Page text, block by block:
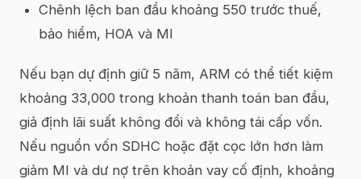
Chênh lệch ban đầu khoảng 550 trước thuế,
bảo hiểm, HOA và MI
Nếu bạn dự định giữ 5 năm, ARM có thể tiết kiệm
khoảng 33,000 trong khoản thanh toán ban đầu,
giả định lãi suất không đổi và không tái cấp vốn.
Nếu nguồn vốn SDHC hoặc đặt cọc lớn hơn làm
giảm MI và dư nợ trên khoản vay cố định, khoảng